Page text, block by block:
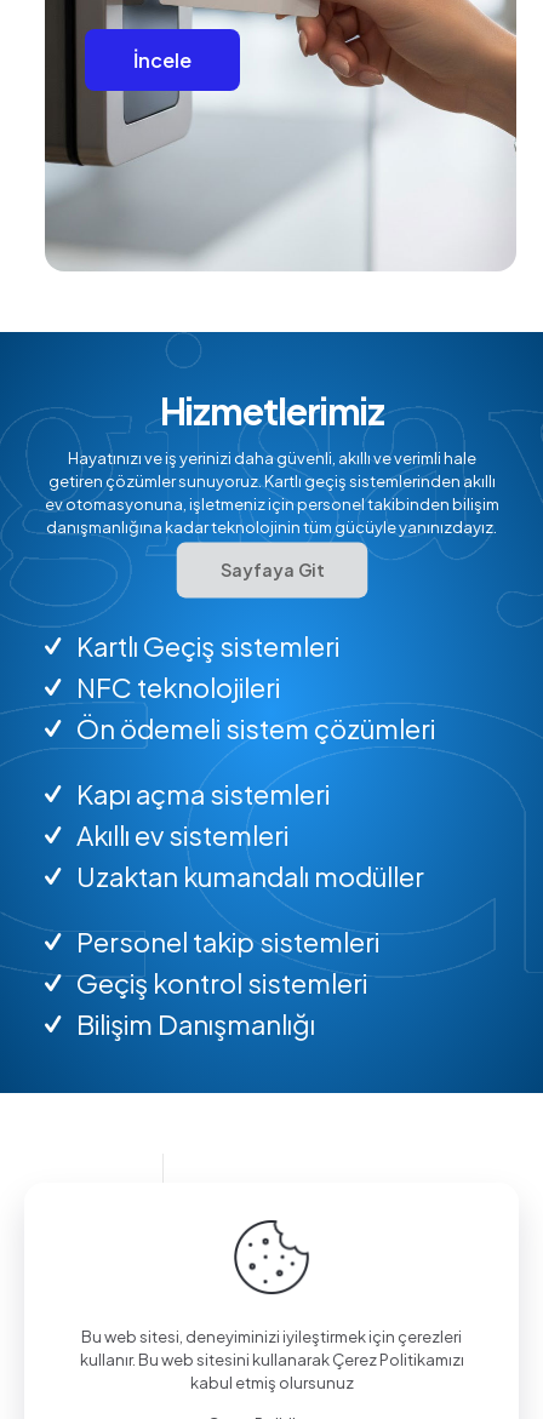
İncele
Hizmetlerimiz
Hayatınızı ve iş yerinizi daha güvenli, akıllı ve verimli hale
getiren çözümler sunuyoruz. Kartlı geçiş sistemlerinden akıllı
ev otomasyonuna, işletmeniz için personel takibinden bilişim
danışmanlığına kadar teknolojinin tüm gücüyle yanınızdayız.
Sayfaya Git
Kartlı Geçiş sistemleri
NFC teknolojileri
Ön ödemeli sistem çözümleri
Kapı açma sistemleri
Akıllı ev sistemleri
Uzaktan kumandalı modüller
Personel takip sistemleri
Geçiş kontrol sistemleri
Bilişim Danışmanlığı
Bilgi almak için arayın.
(0312) 325 02 01
Bu web sitesi, deneyiminizi iyileştirmek için çerezleri
kullanır. Bu web sitesini kullanarak Çerez Politikamızı
kabul etmiş olursunuz